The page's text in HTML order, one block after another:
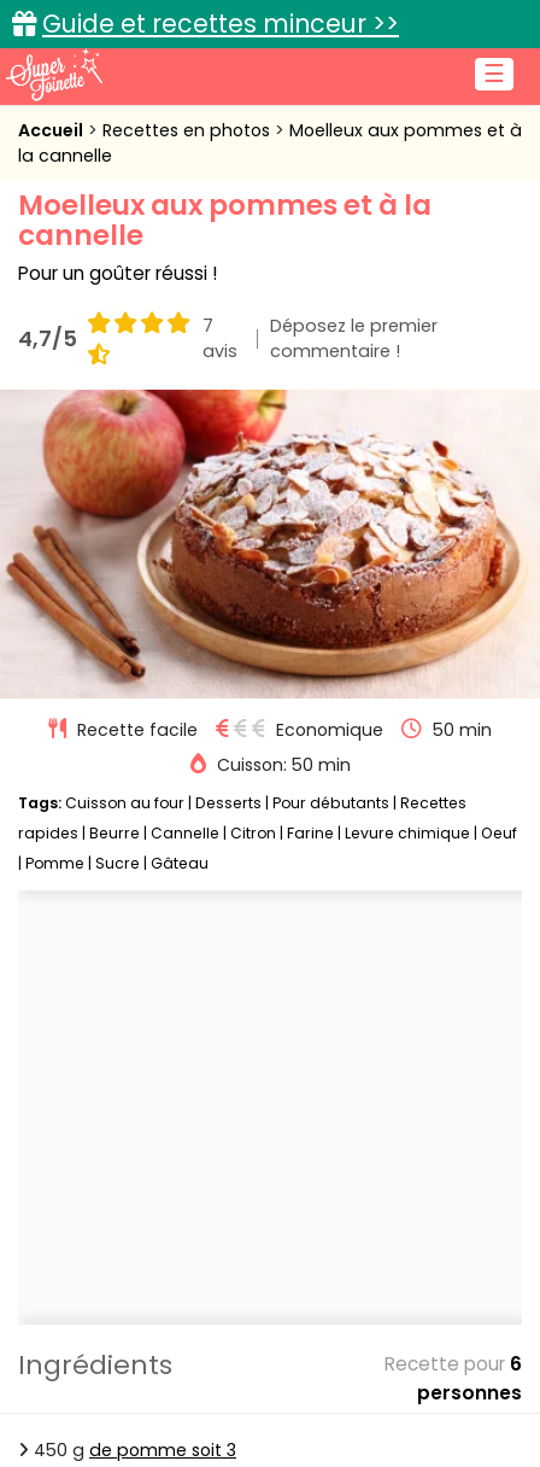
☰
Guide et recettes minceur >>
Accueil
Cuisine pratique
L'actu cuisine
Connexion
Accueil Recettes en photos
Moelleux aux pommes et à
la cannelle
Moelleux aux pommes et à la
cannelle
Pour un goûter réussi !
4,7/5
7
avis
Déposez le premier
commentaire !
Recette facile Economique
50 min
Cuisson: 50 min
Tags:Cuisson au four Desserts Pour débutants Recettes
rapides Beurre Cannelle Citron Farine Levure chimique Oeuf
Pomme Sucre Gâteau
Ingrédients Recette pour 6
personnes
450 g de pomme soit 3